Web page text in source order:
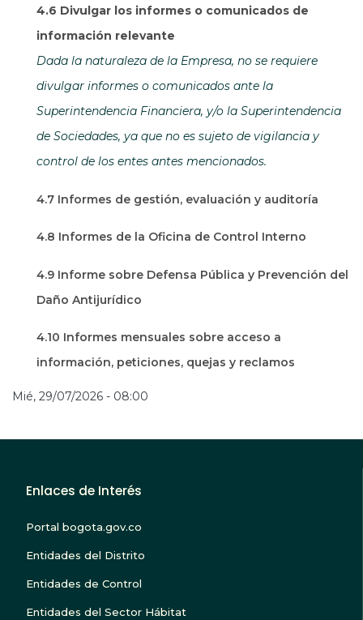
4.6 Divulgar los informes o comunicados de
información relevante
Dada la naturaleza de la Empresa, no se requiere
divulgar informes o comunicados ante la
Superintendencia Financiera, y/o la Superintendencia
de Sociedades, ya que no es sujeto de vigilancia y
control de los entes antes mencionados.
4.7 Informes de gestión, evaluación y auditoría
4.8 Informes de la Oficina de Control Interno
4.9 Informe sobre Defensa Pública y Prevención del
Daño Antijurídico
4.10 Informes mensuales sobre acceso a
información, peticiones, quejas y reclamos
Mié, 29/07/2026 - 08:00
Enlaces de Interés
Portal bogota.gov.co
Entidades del Distrito
Entidades de Control
Entidades del Sector Hábitat